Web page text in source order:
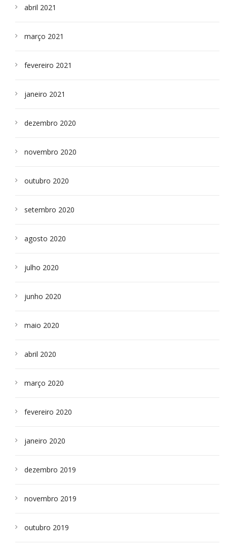
abril 2021
março 2021
fevereiro 2021
janeiro 2021
dezembro 2020
novembro 2020
outubro 2020
setembro 2020
agosto 2020
julho 2020
junho 2020
maio 2020
abril 2020
março 2020
fevereiro 2020
janeiro 2020
dezembro 2019
novembro 2019
outubro 2019